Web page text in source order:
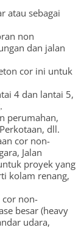
atau sebagai
non
dan jalan
cor ini untuk
4 dan lantai 5,
perumahan,
dll.
cor non-
Jalan
proyek yang
kolam renang,
cor non-
besar (heavy
udara,